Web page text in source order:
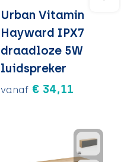
Urban Vitamin
Hayward IPX7
draadloze 5W
luidspreker
vanaf € 34,11